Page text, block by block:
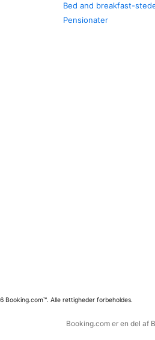
Bed and breakfast-
Pensionater
Booking.com™. Alle rettigheder forbeholdes.
Booking.com er en del af